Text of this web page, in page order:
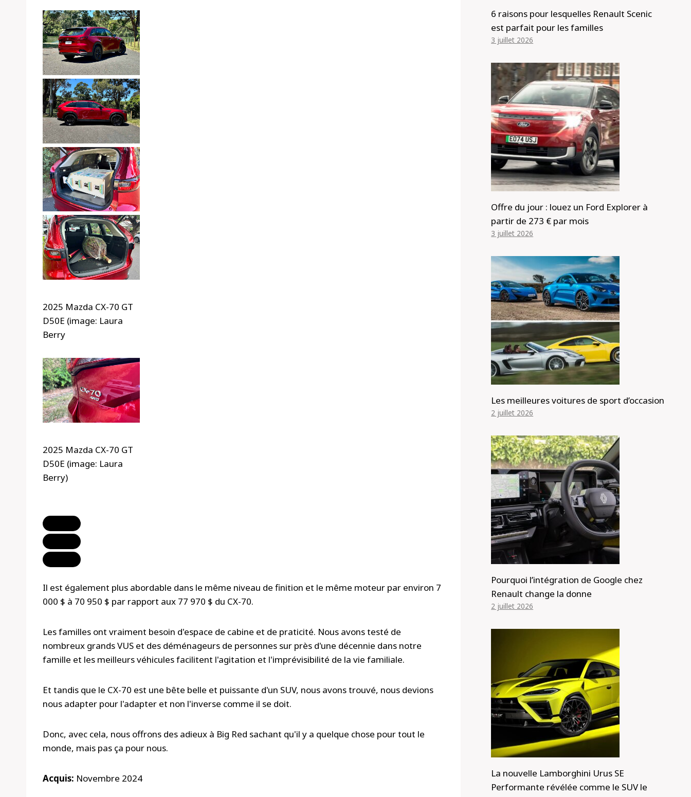
2025 Mazda CX-70 GT
D50E (image: Laura
Berry
2025 Mazda CX-70 GT
D50E (image: Laura
Berry)
Il est également plus abordable dans le même niveau de finition et le même moteur par environ 7
000 $ à 70 950 $ par rapport aux 77 970 $ du CX-70.
Les familles ont vraiment besoin d'espace de cabine et de praticité. Nous avons testé de
nombreux grands VUS et des déménageurs de personnes sur près d'une décennie dans notre
famille et les meilleurs véhicules facilitent l'agitation et l'imprévisibilité de la vie familiale.
Et tandis que le CX-70 est une bête belle et puissante d'un SUV, nous avons trouvé, nous devions
nous adapter pour l'adapter et non l'inverse comme il se doit.
Donc, avec cela, nous offrons des adieux à Big Red sachant qu'il y a quelque chose pour tout le
monde, mais pas ça pour nous.
Acquis: Novembre 2024
6 raisons pour lesquelles Renault Scenic
est parfait pour les familles
3 juillet 2026
Offre du jour : louez un Ford Explorer à
partir de 273 € par mois
3 juillet 2026
Les meilleures voitures de sport d’occasion
2 juillet 2026
Pourquoi l’intégration de Google chez
Renault change la donne
2 juillet 2026
La nouvelle Lamborghini Urus SE
Performante révélée comme le SUV le